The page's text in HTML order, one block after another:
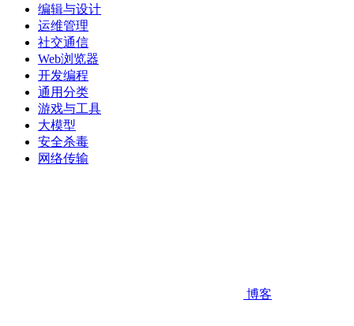
编辑与设计
运维管理
社交通信
Web浏览器
开发编程
通用分类
游戏与工具
大模型
安全杀毒
网络传输
博客